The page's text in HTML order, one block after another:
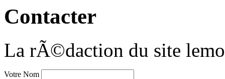
Contacter
La rÃ©daction du site
Votre Nom